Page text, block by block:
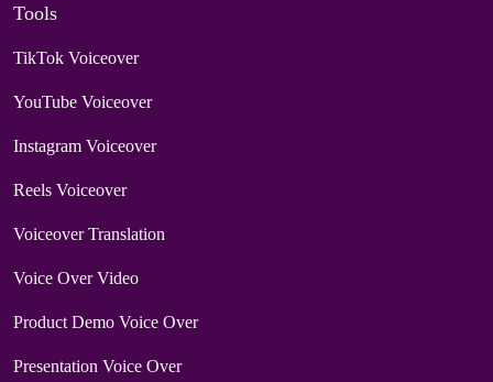
Tools
TikTok Voiceover
YouTube Voiceover
Instagram Voiceover
Reels Voiceover
Voiceover Translation
Voice Over Video
Product Demo Voice Over
Presentation Voice Over